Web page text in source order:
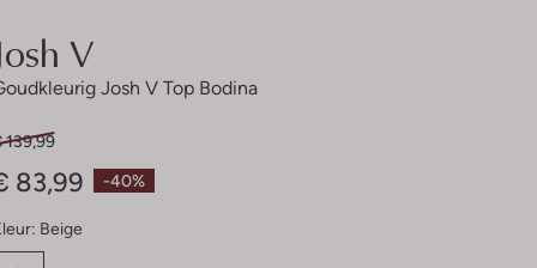
V
Josh V Top Bodina
-40%
139,99
83,99
Beige